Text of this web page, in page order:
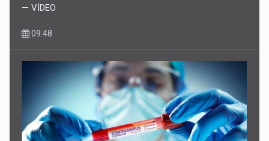
— VİDEO
09:48